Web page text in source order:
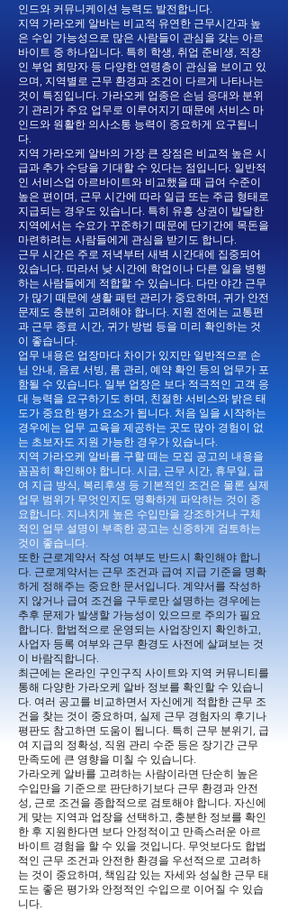
인드와 커뮤니케이션 능력도 발전합니다.
지역 가라오케 알바는 비교적 유연한 근무시간과 높
은 수입 가능성으로 많은 사람들이 관심을 갖는 아르
바이트 중 하나입니다. 특히 학생, 취업 준비생, 직장
인 부업 희망자 등 다양한 연령층이 관심을 보이고 있
으며, 지역별로 근무 환경과 조건이 다르게 나타나는
것이 특징입니다. 가라오케 업종은 손님 응대와 분위
기 관리가 주요 업무로 이루어지기 때문에 서비스 마
인드와 원활한 의사소통 능력이 중요하게 요구됩니
다.
지역 가라오케 알바의 가장 큰 장점은 비교적 높은 시
급과 추가 수당을 기대할 수 있다는 점입니다. 일반적
인 서비스업 아르바이트와 비교했을 때 급여 수준이
높은 편이며, 근무 시간에 따라 일급 또는 주급 형태로
지급되는 경우도 있습니다. 특히 유흥 상권이 발달한
지역에서는 수요가 꾸준하기 때문에 단기간에 목돈을
마련하려는 사람들에게 관심을 받기도 합니다.
근무 시간은 주로 저녁부터 새벽 시간대에 집중되어
있습니다. 따라서 낮 시간에 학업이나 다른 일을 병행
하는 사람들에게 적합할 수 있습니다. 다만 야간 근무
가 많기 때문에 생활 패턴 관리가 중요하며, 귀가 안전
문제도 충분히 고려해야 합니다. 지원 전에는 교통편
과 근무 종료 시간, 귀가 방법 등을 미리 확인하는 것
이 좋습니다.
업무 내용은 업장마다 차이가 있지만 일반적으로 손
님 안내, 음료 서빙, 룸 관리, 예약 확인 등의 업무가 포
함될 수 있습니다. 일부 업장은 보다 적극적인 고객 응
대 능력을 요구하기도 하며, 친절한 서비스와 밝은 태
도가 중요한 평가 요소가 됩니다. 처음 일을 시작하는
경우에는 업무 교육을 제공하는 곳도 많아 경험이 없
는 초보자도 지원 가능한 경우가 있습니다.
지역 가라오케 알바를 구할 때는 모집 공고의 내용을
꼼꼼히 확인해야 합니다. 시급, 근무 시간, 휴무일, 급
여 지급 방식, 복리후생 등 기본적인 조건은 물론 실제
업무 범위가 무엇인지도 명확하게 파악하는 것이 중
요합니다. 지나치게 높은 수입만을 강조하거나 구체
적인 업무 설명이 부족한 공고는 신중하게 검토하는
것이 좋습니다.
또한 근로계약서 작성 여부도 반드시 확인해야 합니
다. 근로계약서는 근무 조건과 급여 지급 기준을 명확
하게 정해주는 중요한 문서입니다. 계약서를 작성하
지 않거나 급여 조건을 구두로만 설명하는 경우에는
추후 문제가 발생할 가능성이 있으므로 주의가 필요
합니다. 합법적으로 운영되는 사업장인지 확인하고,
사업자 등록 여부와 근무 환경도 사전에 살펴보는 것
이 바람직합니다.
최근에는 온라인 구인구직 사이트와 지역 커뮤니티를
통해 다양한 가라오케 알바 정보를 확인할 수 있습니
다. 여러 공고를 비교하면서 자신에게 적합한 근무 조
건을 찾는 것이 중요하며, 실제 근무 경험자의 후기나
평판도 참고하면 도움이 됩니다. 특히 근무 분위기, 급
여 지급의 정확성, 직원 관리 수준 등은 장기간 근무
만족도에 큰 영향을 미칠 수 있습니다.
가라오케 알바를 고려하는 사람이라면 단순히 높은
수입만을 기준으로 판단하기보다 근무 환경과 안전
성, 근로 조건을 종합적으로 검토해야 합니다. 자신에
게 맞는 지역과 업장을 선택하고, 충분한 정보를 확인
한 후 지원한다면 보다 안정적이고 만족스러운 아르
바이트 경험을 할 수 있을 것입니다. 무엇보다도 합법
적인 근무 조건과 안전한 환경을 우선적으로 고려하
는 것이 중요하며, 책임감 있는 자세와 성실한 근무 태
도는 좋은 평가와 안정적인 수입으로 이어질 수 있습
니다.